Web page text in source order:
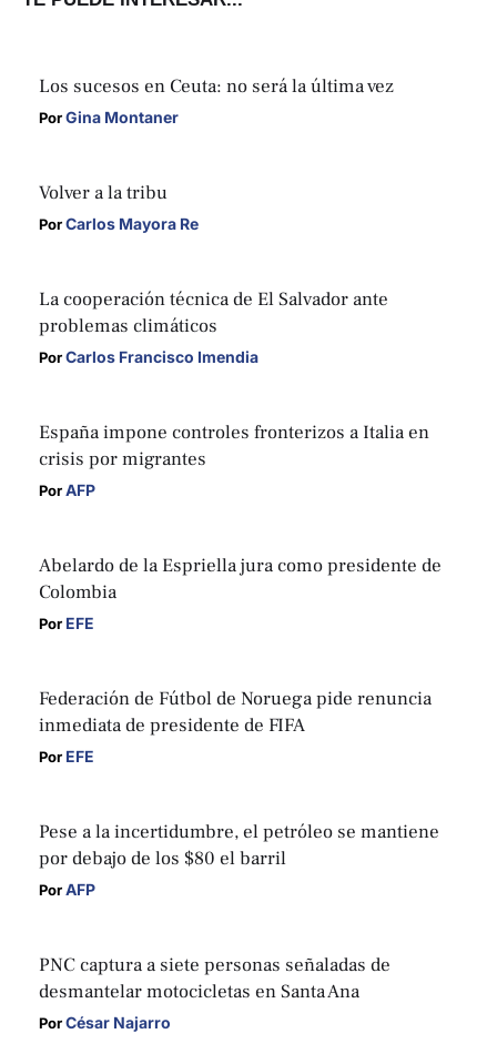
Los sucesos en Ceuta: no será la última vez
Por Gina Montaner
Volver a la tribu
Por Carlos Mayora Re
La cooperación técnica de El Salvador ante
problemas climáticos
Por Carlos Francisco Imendia
España impone controles fronterizos a Italia en
crisis por migrantes
Por AFP
Abelardo de la Espriella jura como presidente de
Colombia
Por EFE
Federación de Fútbol de Noruega pide renuncia
inmediata de presidente de FIFA
Por EFE
Pese a la incertidumbre, el petróleo se mantiene
por debajo de los $80 el barril
Por AFP
PNC captura a siete personas señaladas de
desmantelar motocicletas en Santa Ana
Por César Najarro